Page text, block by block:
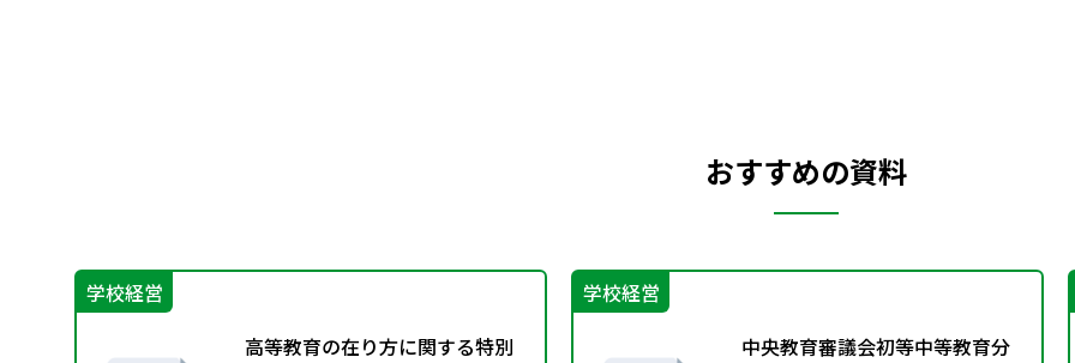
おすすめの資料
学校経営
高等教育の在り方に関する特別
学校経営
中央教育審議会初等中等教育分